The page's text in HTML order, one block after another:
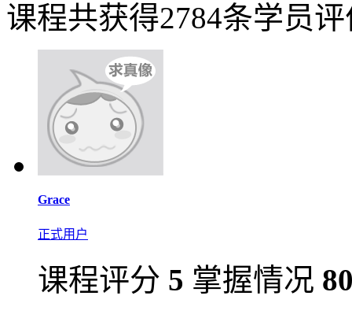
课程共获得2784条学员
Grace
正式用户
课程评分 5 掌握情况